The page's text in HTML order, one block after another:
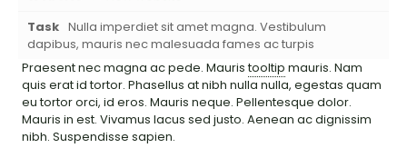
Task Nulla imperdiet sit amet magna. Vestibulum
dapibus, mauris nec malesuada fames ac turpis
Praesent nec magna ac pede. Mauristooltip mauris. Nam
quis erat id tortor. Phasellus at nibh nulla nulla, egestas quam
eu tortor orci, id eros. Mauris neque. Pellentesque dolor.
Mauris in est. Vivamus lacus sed justo. Aenean ac dignissim
nibh. Suspendisse sapien.